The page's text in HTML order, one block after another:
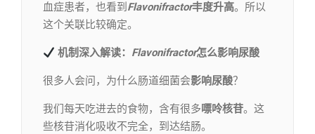
血症患者，也看到 Flavonifractor丰度升高。所以
这个关联比较确定。
机制深入解读： Flavonifractor怎么影响尿酸
很多人会问，为什么肠道细菌会影响尿酸？
我们每天吃进去的食物，含有很多嘌呤核苷。这
些核苷消化吸收不完全，到达结肠。